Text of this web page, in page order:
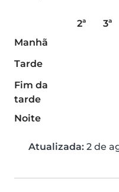
2ª 3ª
Manhã
Tarde
Fim da
tarde
Noite
Atualizada: 2 de